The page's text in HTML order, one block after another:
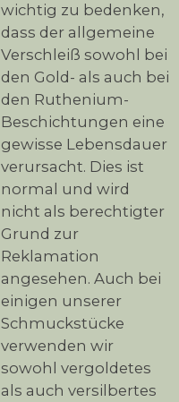
wichtig zu bedenken,
dass der allgemeine
Verschleiß sowohl bei
den Gold- als auch bei
den Ruthenium-
Beschichtungen eine
gewisse Lebensdauer
verursacht. Dies ist
normal und wird
nicht als berechtigter
Grund zur
Reklamation
angesehen. Auch bei
einigen unserer
Schmuckstücke
verwenden wir
sowohl vergoldetes
als auch versilbertes